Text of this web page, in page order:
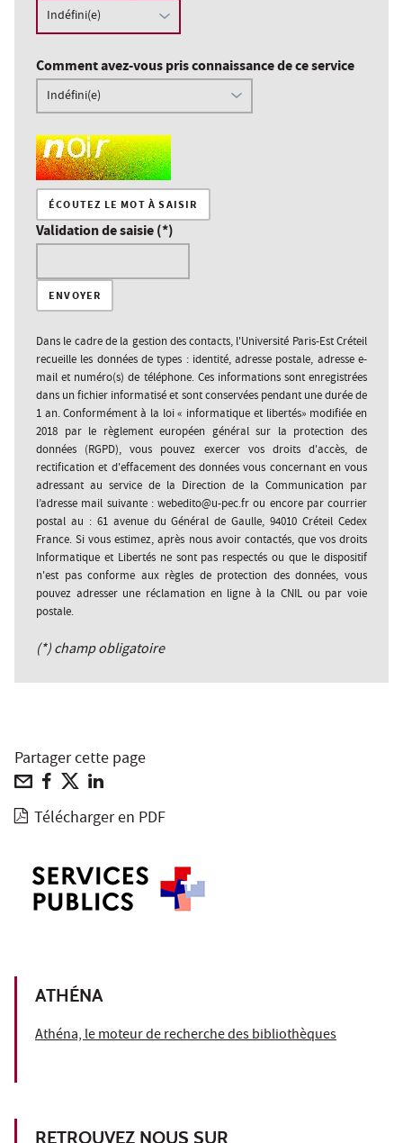
Comment avez-vous pris connaissance de ce service
Champ pour les robots. Si vous êtes humains, merci de le
ÉCOUTEZ LE MOT À SAISIR
Validation de saisie (*)
Dans le cadre de la gestion des contacts, l'Université Paris-Est Créteil
recueille les données de types : identité, adresse postale, adresse e-
mail et numéro(s) de téléphone. Ces informations sont enregistrées
dans un fichier informatisé et sont conservées pendant une durée de
1 an. Conformément à la loi « informatique et libertés» modifiée en
2018 par le règlement européen général sur la protection des
données (RGPD), vous pouvez exercer vos droits d'accès, de
rectification et d'effacement des données vous concernant en vous
adressant au service de la Direction de la Communication par
l’adresse mail suivante : webedito@u-pec.fr ou encore par courrier
postal au : 61 avenue du Général de Gaulle, 94010 Créteil Cedex
France. Si vous estimez, après nous avoir contactés, que vos droits
Informatique et Libertés ne sont pas respectés ou que le dispositif
n'est pas conforme aux règles de protection des données, vous
pouvez adresser une réclamation en ligne à la CNIL ou par voie
postale.
(*) champ obligatoire
Partager cette page
Télécharger en PDF
ATHÉNA
Athéna, le moteur de recherche des bibliothèques
RETROUVEZ NOUS SUR